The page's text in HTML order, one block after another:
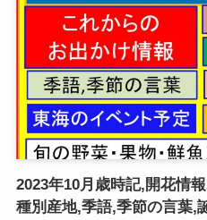
2023年10月歳時記,開花情
種別産地,季語,季節の言葉,